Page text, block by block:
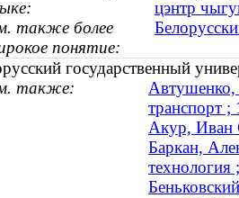
цэнтр
также более
понятие:
государственный
также:
Автушенко,
транспорт
Акур, Иван
Баркан,